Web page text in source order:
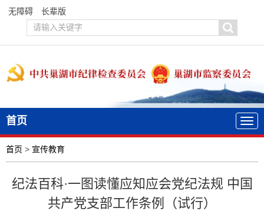
无障碍 长辈版
首页
首页 > 宣传教育
纪法百科·一图读懂应知应会党纪法规 中国
共产党支部工作条例（试行）